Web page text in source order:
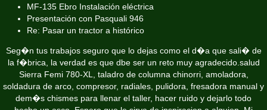
MF-135 Ebro Instalación eléctrica
Presentación con Pasquali 946
Re: Pasar un tractor a histórico
Seg�n tus trabajos seguro que lo dejas como el d�a que sali� de
la f�brica, la verdad es que dbe ser un reto muy agradecido.salud
Sierra Femi 780-XL, taladro de columna chinorri, amoladora,
soldadura de arco, compresor, radiales, pulidora, fresadora manual y
dem�s chismes para llenar el taller, hacer ruido y dejarlo todo